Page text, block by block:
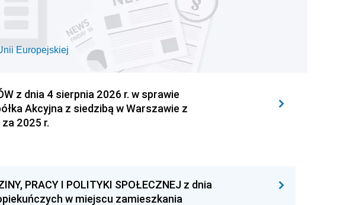
Europejskiej
z dnia 4 sierpnia 2026 r. w sprawie
Akcyjna z siedzibą w Warszawie z
2025 r.
PRACY I POLITYKI SPOŁECZNEJ z dnia
w miejscu zamieszkania